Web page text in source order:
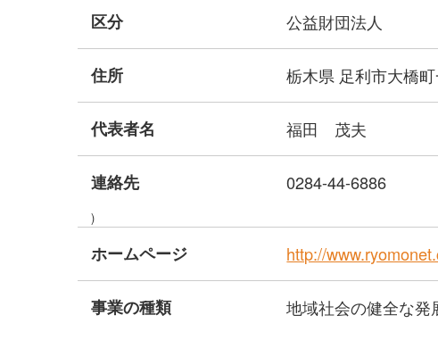
区分 公益財団法人
住所 栃木県 足利市大橋
代表者名 福田 茂夫
連絡先 0284-44-6886
)
ホームページ http://
事業の種類 地域社会の健全な発